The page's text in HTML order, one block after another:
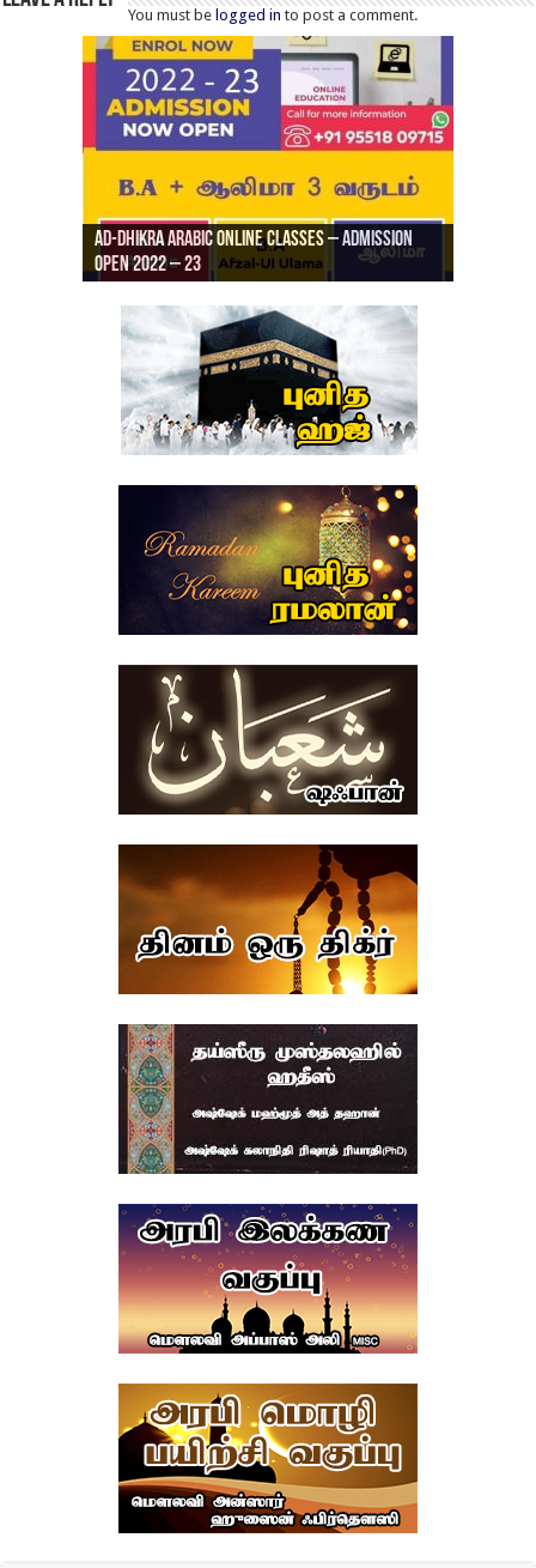
You must be logged in to post a comment.
Ad-Dhikra Arabic Online Classes – Admission
Open 2022 – 23
Ad-Dhikra Arabic Online Classes – BA Arabic
AD DHIKRA ARABIC COLLEGE ADMISSION
ரியாத் ஜும்ஆ தமிழாக்கம், Jamia Al Hajiri
Masjid (Kuwait Masjid), Malaz, Riyadh